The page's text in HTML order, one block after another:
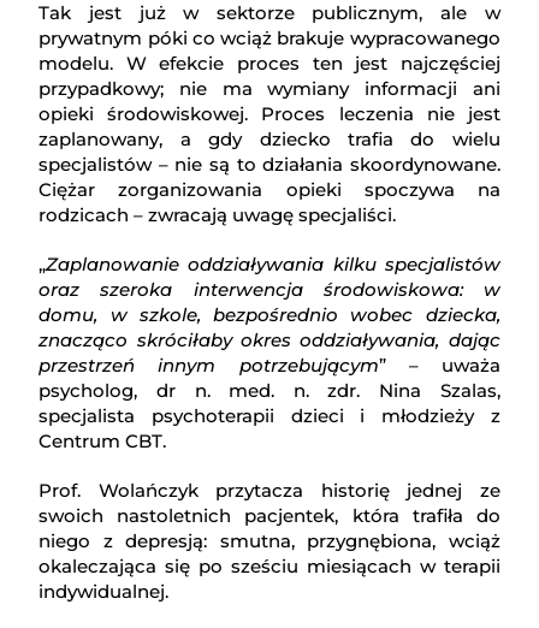
Tak jest już w sektorze publicznym, ale w
prywatnym póki co wciąż brakuje wypracowanego
modelu. W efekcie proces ten jest najczęściej
przypadkowy; nie ma wymiany informacji ani
opieki środowiskowej. Proces leczenia nie jest
zaplanowany, a gdy dziecko trafia do wielu
specjalistów – nie są to działania skoordynowane.
Ciężar zorganizowania opieki spoczywa na
rodzicach – zwracają uwagę specjaliści.
„Zaplanowanie oddziaływania kilku specjalistów
oraz szeroka interwencja środowiskowa: w
domu, w szkole, bezpośrednio wobec dziecka,
znacząco skróciłaby okres oddziaływania, dając
przestrzeń innym potrzebującym” – uważa
psycholog, dr n. med. n. zdr. Nina Szalas,
specjalista psychoterapii dzieci i młodzieży z
Centrum CBT.
Prof. Wolańczyk przytacza historię jednej ze
swoich nastoletnich pacjentek, która trafiła do
niego z depresją: smutna, przygnębiona, wciąż
okaleczająca się po sześciu miesiącach w terapii
indywidualnej.